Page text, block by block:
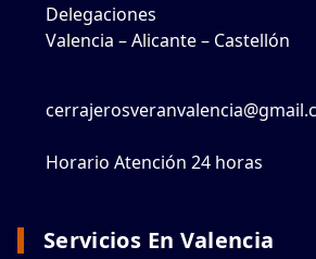
Delegaciones
Valencia – Alicante – Castellón
Horario Atención 24 horas
Servicios En Valencia